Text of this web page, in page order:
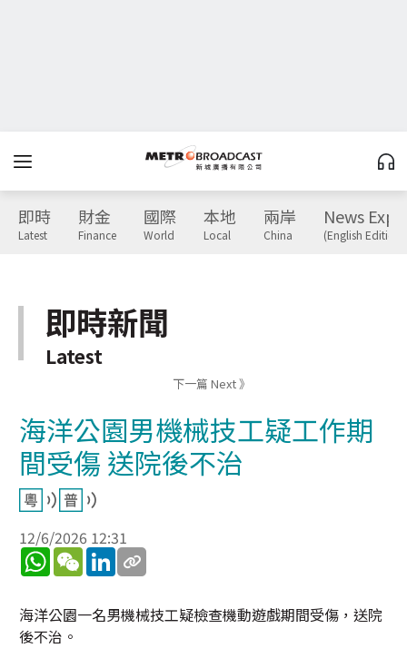
即時
Latest
財金
Finance
國際
World
本地
Local
兩岸
China
News
(English Edition)
即時新聞
Latest
下一篇 Next 》
海洋公園男機械技工疑工作期
間受傷 送院後不治
12/6/2026 12:31
WhatsApp
WeChatLinkedIn
海洋公園一名男機械技工疑檢查機動遊戲期間受傷，送院
後不治。